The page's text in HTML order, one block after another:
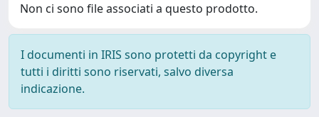
Non ci sono file associati a questo prodotto.
I documenti in IRIS sono protetti da copyright e
tutti i diritti sono riservati, salvo diversa
indicazione.